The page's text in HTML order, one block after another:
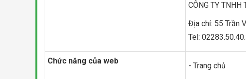
CÔNG TY TNHH
Địa chỉ: 55 Trần
Tel:
Chức năng của web
- Trang chủ